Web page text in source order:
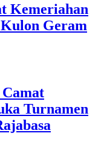
Kemeriahan
Geram
Turnamen